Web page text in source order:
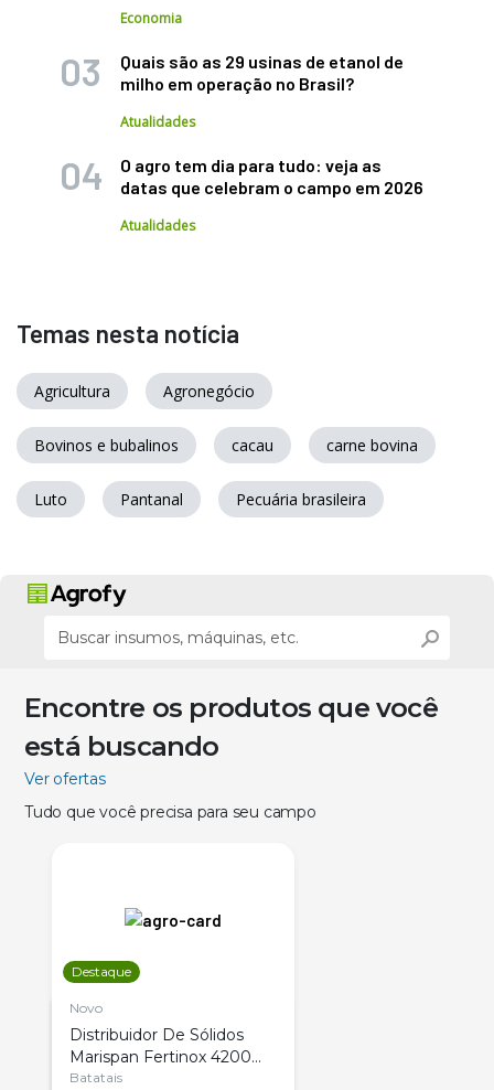
Economia
Quais são as 29 usinas de etanol de
milho em operação no Brasil?
Atualidades
O agro tem dia para tudo: veja as
datas que celebram o campo em 2026
Atualidades
Temas nesta notícia
Agricultura Agronegócio
Bovinos e bubalinos cacau carne bovina
Luto Pantanal Pecuária brasileira
Encontre os produtos que você
está buscando
Ver ofertas
Tudo que você precisa para seu campo
Destaque
Novo
Distribuidor De Sólidos
Marispan Fertinox 4200
Citrus
Batatais